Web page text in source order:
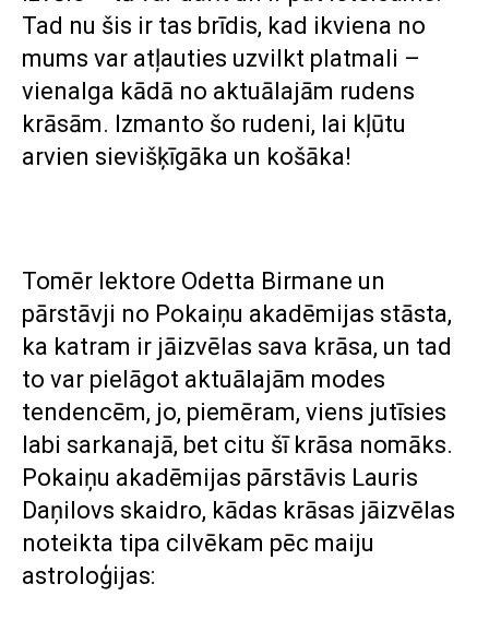
Tad nu šis ir tas brīdis, kad ikviena no
mums var atļauties uzvilkt platmali –
vienalga kādā no aktuālajām rudens
krāsām. Izmanto šo rudeni, lai kļūtu
arvien sievišķīgāka un košāka!
Tomēr lektore Odetta Birmane un
pārstāvji no Pokaiņu akadēmijas stāsta,
ka katram ir jāizvēlas sava krāsa, un tad
to var pielāgot aktuālajām modes
tendencēm, jo, piemēram, viens jutīsies
labi sarkanajā, bet citu šī krāsa nomāks.
Pokaiņu akadēmijas pārstāvis Lauris
Daņilovs skaidro, kādas krāsas jāizvēlas
noteikta tipa cilvēkam pēc maiju
astroloģijas: